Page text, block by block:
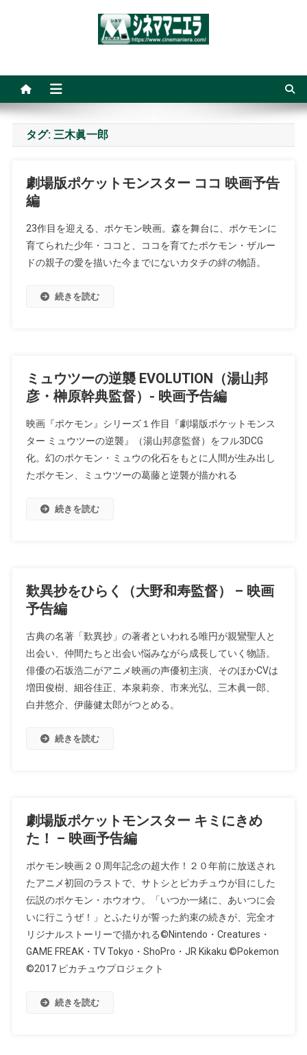
タグ: 三木眞一郎
劇場版ポケットモンスター ココ 映画予告
編
23作目を迎える、ポケモン映画。森を舞台に、ポケモンに
育てられた少年・ココと、ココを育てたポケモン・ザルー
ドの親子の愛を描いた今までにないカタチの絆の物語。
続きを読む
ミュウツーの逆襲 EVOLUTION（湯山邦
彦・榊原幹典監督）- 映画予告編
映画『ポケモン』シリーズ１作目『劇場版ポケットモンス
ター ミュウツーの逆襲』（湯山邦彦監督）をフル3DCG
化。幻のポケモン・ミュウの化石をもとに人間が生み出し
たポケモン、ミュウツーの葛藤と逆襲が描かれる
続きを読む
歎異抄をひらく（大野和寿監督） – 映画
予告編
古典の名著「歎異抄」の著者といわれる唯円が親鸞聖人と
出会い、仲間たちと出会い悩みながら成長していく物語。
俳優の石坂浩二がアニメ映画の声優初主演、そのほかCVは
増田俊樹、細谷佳正、本泉莉奈、市来光弘、三木眞一郎、
白井悠介、伊藤健太郎がつとめる。
続きを読む
劇場版ポケットモンスター キミにきめ
た！ – 映画予告編
ポケモン映画２０周年記念の超大作！２０年前に放送され
たアニメ初回のラストで、サトシとピカチュウが目にした
伝説のポケモン・ホウオウ。「いつか一緒に、あいつに会
いに行こうぜ！」とふたりが誓った約束の続きが、完全オ
リジナルストーリーで描かれる©Nintendo・Creatures・
GAME FREAK・TV Tokyo・ShoPro・JR Kikaku ©Pokemon
©2017 ピカチュウプロジェクト
続きを読む